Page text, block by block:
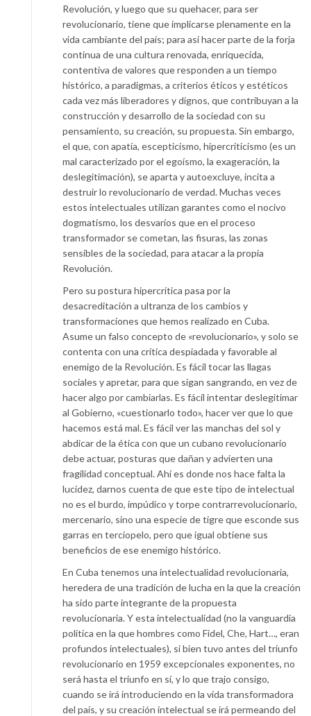
Revolución, y luego que su quehacer, para ser
revolucionario, tiene que implicarse plenamente en la
vida cambiante del país; para así hacer parte de la forja
continua de una cultura renovada, enriquecida,
contentiva de valores que responden a un tiempo
histórico, a paradigmas, a criterios éticos y estéticos
cada vez más liberadores y dignos, que contribuyan a la
construcción y desarrollo de la sociedad con su
pensamiento, su creación, su propuesta. Sin embargo,
el que, con apatía, escepticismo, hipercriticismo (es un
mal caracterizado por el egoísmo, la exageración, la
deslegitimación), se aparta y autoexcluye, incita a
destruir lo revolucionario de verdad. Muchas veces
estos intelectuales utilizan garantes como el nocivo
dogmatismo, los desvaríos que en el proceso
transformador se cometan, las fisuras, las zonas
sensibles de la sociedad, para atacar a la propia
Revolución.
Pero su postura hipercrítica pasa por la
desacreditación a ultranza de los cambios y
transformaciones que hemos realizado en Cuba.
Asume un falso concepto de «revolucionario», y solo se
contenta con una crítica despiadada y favorable al
enemigo de la Revolución. Es fácil tocar las llagas
sociales y apretar, para que sigan sangrando, en vez de
hacer algo por cambiarlas. Es fácil intentar deslegitimar
al Gobierno, «cuestionarlo todo», hacer ver que lo que
hacemos está mal. Es fácil ver las manchas del sol y
abdicar de la ética con que un cubano revolucionario
debe actuar, posturas que dañan y advierten una
fragilidad conceptual. Ahí es donde nos hace falta la
lucidez, darnos cuenta de que este tipo de intelectual
no es el burdo, impúdico y torpe contrarrevolucionario,
mercenario, sino una especie de tigre que esconde sus
garras en terciopelo, pero que igual obtiene sus
beneficios de ese enemigo histórico.
En Cuba tenemos una intelectualidad revolucionaria,
heredera de una tradición de lucha en la que la creación
ha sido parte integrante de la propuesta
revolucionaria. Y esta intelectualidad (no la vanguardia
política en la que hombres como Fidel, Che, Hart…, eran
profundos intelectuales), si bien tuvo antes del triunfo
revolucionario en 1959 excepcionales exponentes, no
será hasta el triunfo en sí, y lo que trajo consigo,
cuando se irá introduciendo en la vida transformadora
del país, y su creación intelectual se irá permeando del